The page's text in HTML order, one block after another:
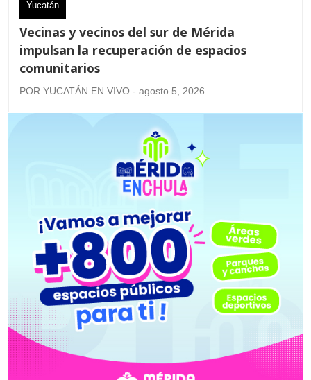
Yucatán
Vecinas y vecinos del sur de Mérida
impulsan la recuperación de espacios
comunitarios
POR YUCATÁN EN VIVO - agosto 5, 2026